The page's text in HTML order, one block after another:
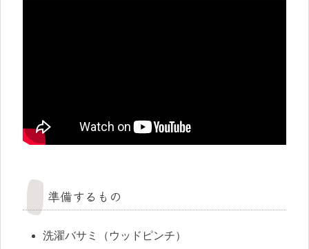
準備するもの
洗濯バサミ（ウッドピンチ）